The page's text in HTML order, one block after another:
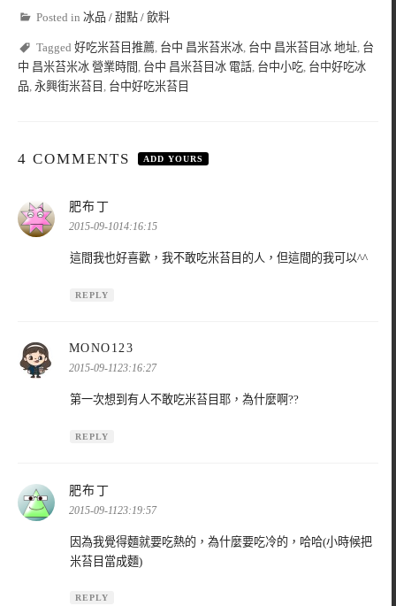
Posted in 冰品 / 甜點 / 飲料
Tagged 好吃米苔目推薦 台中 昌米苔米冰 台中 昌米苔目冰 地址 台
中 昌米苔米冰 營業時間 台中 昌米苔目冰 電話 台中小吃 台中好吃冰
品 永興街米苔目 台中好吃米苔目
4 COMMENTS ADD YOURS
肥布丁
示:
2015-09-1014:16:15
這間我也好喜歡，我不敢吃米苔目的人，但這間的我可以^^
REPLY
MONO123
示:
2015-09-1123:16:27
第一次想到有人不敢吃米苔目耶，為什麼啊??
REPLY
肥布丁
示:
2015-09-1123:19:57
因為我覺得麵就要吃熱的，為什麼要吃冷的，哈哈(小時候把
米苔目當成麵)
REPLY